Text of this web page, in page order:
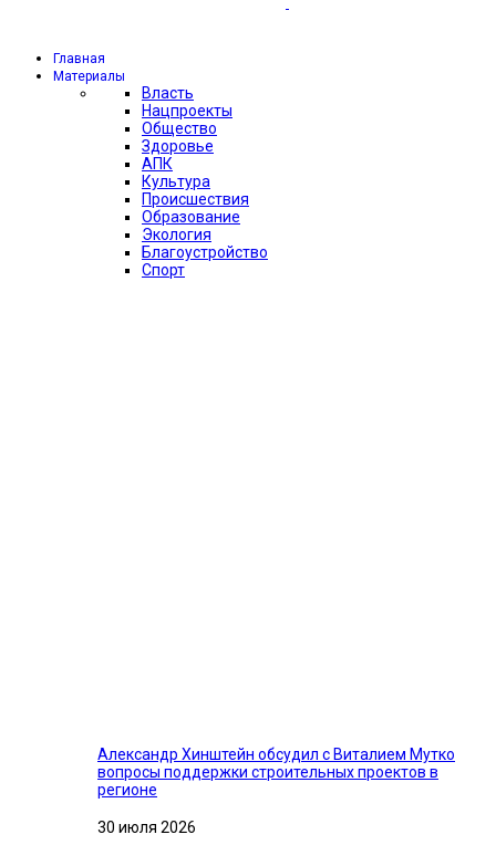
Главная
Материалы
Власть
Нацпроекты
Общество
Здоровье
АПК
Культура
Происшествия
Образование
Экология
Благоустройство
Спорт
Александр Хинштейн обсудил с Виталием Мутко
вопросы поддержки строительных проектов в
регионе
30 июля 2026